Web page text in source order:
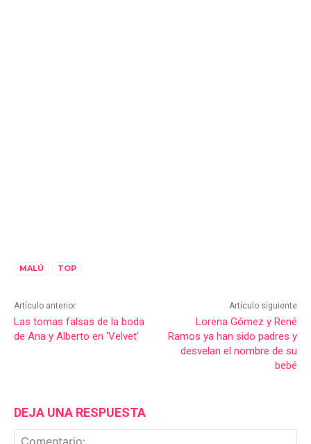
MALÚ TOP
Artículo anterior
Las tomas falsas de la boda
de Ana y Alberto en ‘Velvet’
Artículo siguiente
Lorena Gómez y René
Ramos ya han sido padres y
desvelan el nombre de su
bebé
DEJA UNA RESPUESTA